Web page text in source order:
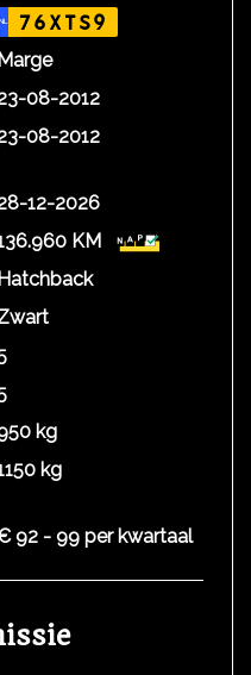
NL 76XTS9
Marge
08-2012
08-2012
12-2026
KM
Hatchback
kg
kg
92 - 99 per kwartaal